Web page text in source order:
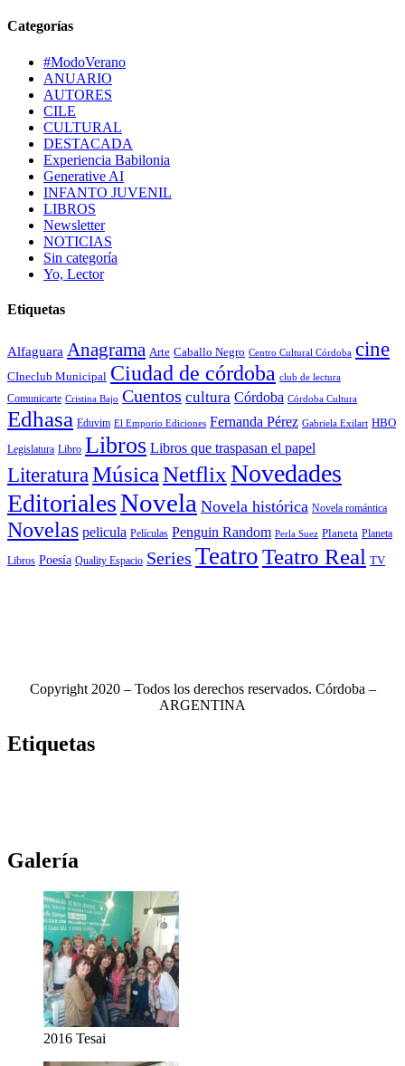
Categorías
#ModoVerano
ANUARIO
AUTORES
CILE
CULTURAL
DESTACADA
Experiencia Babilonia
Generative AI
INFANTO JUVENIL
LIBROS
Newsletter
NOTICIAS
Sin categoría
Yo, Lector
Etiquetas
Alfaguara Anagrama Arte Caballo Negro Centro Cultural Córdoba cine
CIneclub Municipal Ciudad de córdoba club de lectura
Comunicarte Cristina Bajo Cuentos cultura Córdoba Córdoba Cultura
Edhasa Eduvim El Emporio Ediciones Fernanda Pérez Gabriela Exilart HBO
Legislatura Libro Libros Libros que traspasan el papel
LiteraturaMúsicaNetflixNovedades
EditorialesNovela Novela histórica Novela romántica
Novelas pelicula Películas Penguin Random Perla Suez Planeta Planeta
Libros Poesía Quality Espacio Series TeatroTeatro Real TV
Copyright 2020 – Todos los derechos reservados. Córdoba –
ARGENTINA
Etiquetas
Galería
2016 Tesai